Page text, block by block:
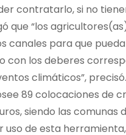
contratarlo, si no
que “los
para que
con los deberes
climáticos”, precisó.
89 colocaciones de
siendo las comunas
uso de esta